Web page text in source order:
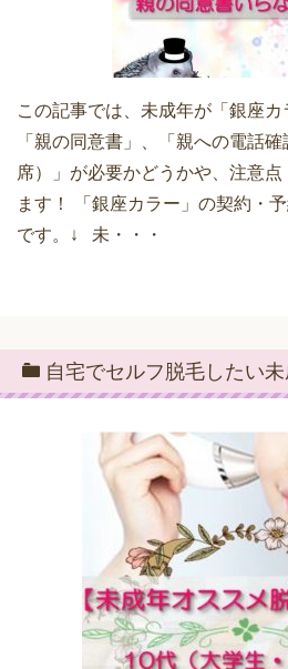
この記事では、未成年が「銀座
「親の同意書」、「親への電話
席）」が必要かどうかや、注意
ます！ 「銀座カラー」の契約・
です。↓ 未・・・
自宅でセルフ脱毛したい未